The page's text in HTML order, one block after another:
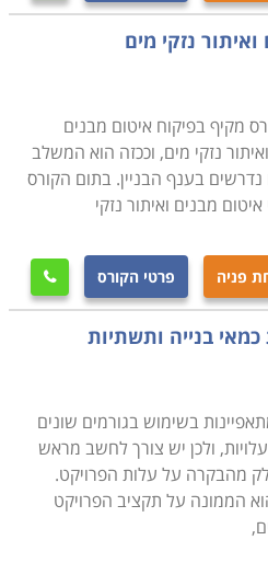
נזקי מים
מקיף בפיקוח איטום מבנים
נזקי מים, וככזה הוא המשלב
נדרשים בענף הבניין. בתום הקורס
מבנים ואיתור נזקי
פניה פרטי הקורס 
כמאי בנייה ותשתיות
בשימוש בגורמים שונים
ולכן יש צורך לחשב מראש
מהבקרה על עלות הפרויקט.
הממונה על תקציב הפרויקט